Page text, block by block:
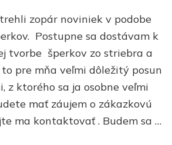
zopár noviniek v podobe
Postupne sa dostávam k
tvorbe šperkov zo striebra a
pre mňa veľmi dôležitý posun
z ktorého sa ja osobne veľmi
mať záujem o zákazkovú
ma kontaktovať . Budem sa …